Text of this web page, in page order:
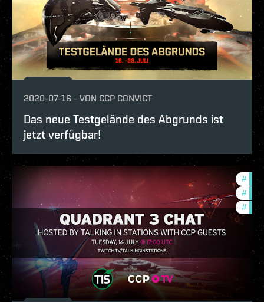
2020-07-16 - VON CCP CONVICT
Das neue Testgelände des Abgrunds ist
jetzt verfügbar!
#
#
#